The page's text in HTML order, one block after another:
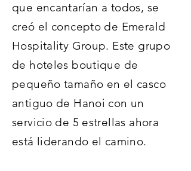
que encantarían a todos, se
creó el concepto de Emerald
Hospitality Group. Este grupo
de hoteles boutique de
pequeño tamaño en el casco
antiguo de Hanoi con un
servicio de 5 estrellas ahora
está liderando el camino.